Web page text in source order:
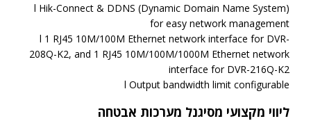
l Hik-Connect & DDNS (Dynamic Domain Name System)
for easy network management
l 1 RJ45 10M/100M Ethernet network interface for DVR-
208Q-K2, and 1 RJ45 10M/100M/1000M Ethernet network
interface for DVR-216Q-K2
l Output bandwidth limit configurable
ליווי מקצועי מסיגנל מערכות אבטחה